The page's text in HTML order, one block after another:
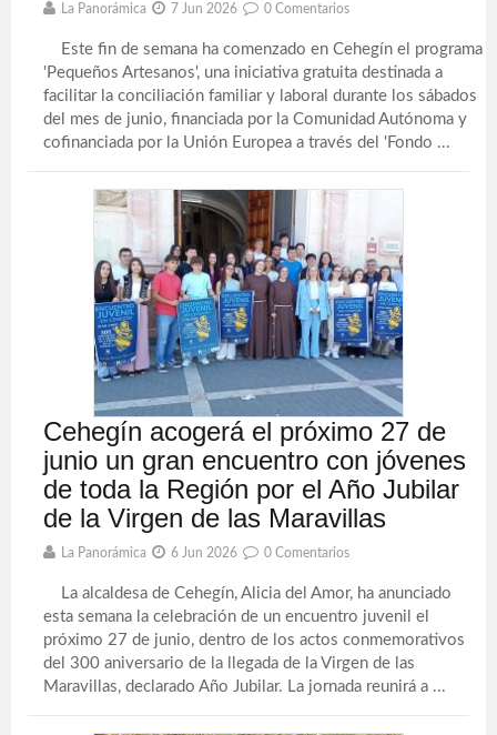
La Panorámica 7 Jun 2026 0 Comentarios
Este fin de semana ha comenzado en Cehegín el programa
'Pequeños Artesanos', una iniciativa gratuita destinada a
facilitar la conciliación familiar y laboral durante los sábados
del mes de junio, financiada por la Comunidad Autónoma y
cofinanciada por la Unión Europea a través del 'Fondo ...
Cehegín acogerá el próximo 27 de
junio un gran encuentro con jóvenes
de toda la Región por el Año Jubilar
de la Virgen de las Maravillas
La Panorámica 6 Jun 2026 0 Comentarios
La alcaldesa de Cehegín, Alicia del Amor, ha anunciado
esta semana la celebración de un encuentro juvenil el
próximo 27 de junio, dentro de los actos conmemorativos
del 300 aniversario de la llegada de la Virgen de las
Maravillas, declarado Año Jubilar. La jornada reunirá a ...